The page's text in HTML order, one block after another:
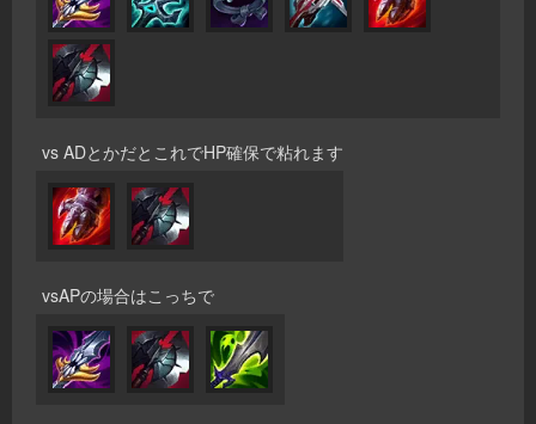
vs ADとかだとこれでHP確保で粘れます
vsAPの場合はこっちで